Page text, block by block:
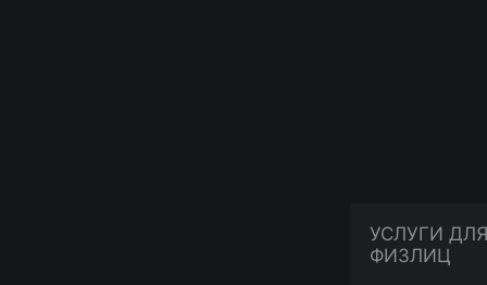
УСЛУГИ ДЛЯ
ФИЗЛИЦ
* консультации по телефону и